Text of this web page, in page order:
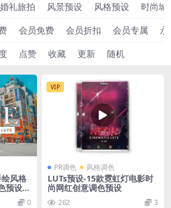
婚礼旅拍 风景预设 风格预设
时尚城
会员免费 会员折扣 会员专属
点赞 收藏 更新 随机
风格
预设和
0
VIP
PR调色 风格调色
LUTs预设-15款霓虹灯电影时
尚网红创意调色预设
262 3